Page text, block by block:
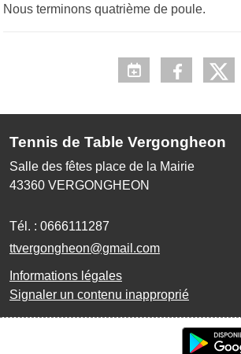
Nous terminons quatrième de poule.
Tennis de Table Vergongheon
Salle des fêtes place de la Mairie
43360 VERGONGHEON
Tél. : 0666111287
ttvergongheon@gmail.com
Informations légales
Signaler un contenu inapproprié